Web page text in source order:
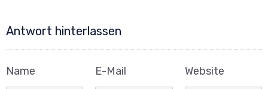
Antwort hinterlassen
Name E-Mail Website